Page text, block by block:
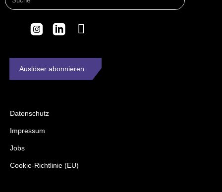
Auslöser abonnieren
Datenschutz
Impressum
Jobs
Cookie-Richtlinie (EU)